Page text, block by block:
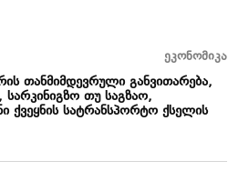
ეკონომიკა
თანმიმდევრული განვითარება,
თუ საგზაო,
ქვეყნის სატრანსპორტო ქსელის